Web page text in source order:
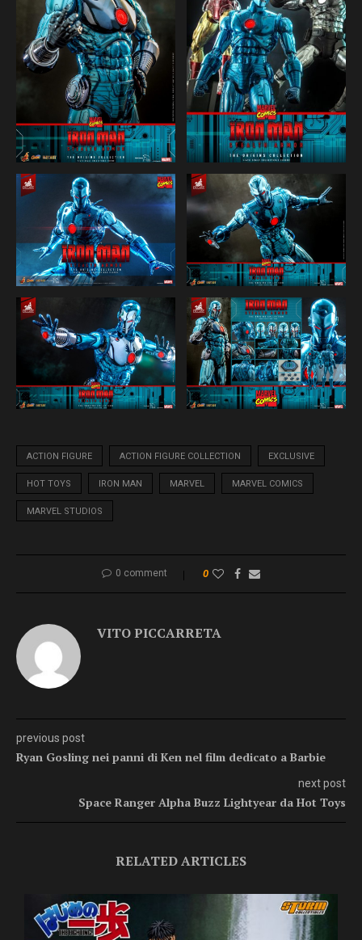
ACTION FIGURE ACTION FIGURE COLLECTION EXCLUSIVE
HOT TOYS IRON MAN MARVEL MARVEL COMICS
MARVEL STUDIOS
0 comment 0
VITO PICCARRETA
previous post
Ryan Gosling nei panni di Ken nel film dedicato a Barbie
next post
Space Ranger Alpha Buzz Lightyear da Hot Toys
RELATED ARTICLES